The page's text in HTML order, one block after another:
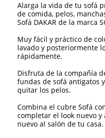
Alarga la vida de tu sofá
de comida, pelos,
Sofá DAKAR de la marca
Muy fácil y práctico de
lavado y posteriormente
rápidamente.
Disfruta de la compañía
fundas de sofá antigatos
quitar los pelos.
Combina el cubre Sofá
completar el look nuevo
nuevo al salón de tu casa.